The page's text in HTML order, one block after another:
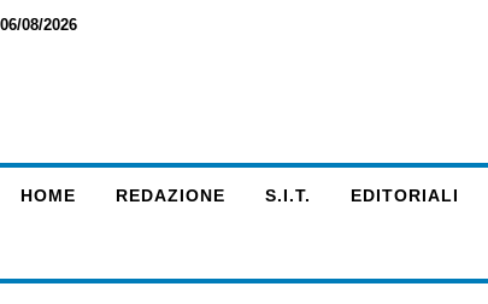
06/08/2026
HOME REDAZIONE S.I.T. EDITORIALI